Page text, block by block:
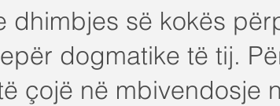
dhimbjes së kokës
dogmatike të tij.
çojë në mbivendosje